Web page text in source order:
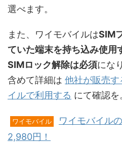
選べます。
また、ワイモバイルはSIM
ていた端末を持ち込み使用
SIMロック解除は必須にな
含めて詳細は 他社が販売
イルで利用する にて確認を
ワイモバイル
ワイモバイル
2,980円！